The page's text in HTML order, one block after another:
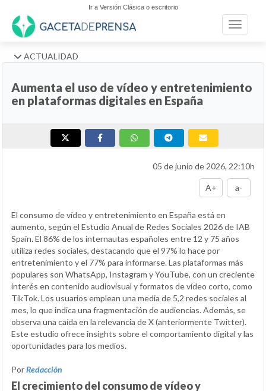
Ir a Versión Clásica o escritorio
Toggle
ACTUALIDAD
Aumenta el uso de vídeo y entretenimiento
en plataformas digitales en España
05 de junio de 2026, 22:10h
A+ a-
El consumo de vídeo y entretenimiento en España está en
aumento, según el Estudio Anual de Redes Sociales 2026 de IAB
Spain. El 86% de los internautas españoles entre 12 y 75 años
utiliza redes sociales, destacando que el 97% lo hace por
entretenimiento y el 77% para informarse. Las plataformas más
populares son WhatsApp, Instagram y YouTube, con un creciente
interés en contenido audiovisual y formatos de vídeo corto, como
TikTok. Los usuarios emplean una media de 5,2 redes sociales al
mes, lo que indica una fragmentación de audiencias. Además, se
observa una caída en la relevancia de X (anteriormente Twitter).
Este estudio ofrece insights sobre el comportamiento digital y las
oportunidades para los medios.
PorRedacción
El crecimiento del consumo de vídeo y